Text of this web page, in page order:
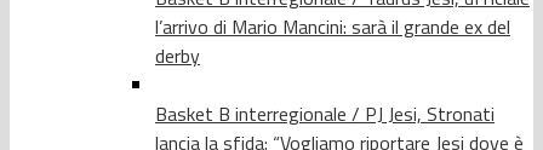
l’arrivo di Mario Mancini: sarà il grande ex del
derby
Basket B interregionale / PJ Jesi, Stronati
lancia la sfida: “Vogliamo riportare Jesi dove è